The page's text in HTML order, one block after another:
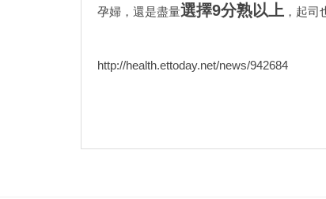
孕婦，還是盡量選擇9分熟以上 ，起司
http://health.ettoday.net/news/942684